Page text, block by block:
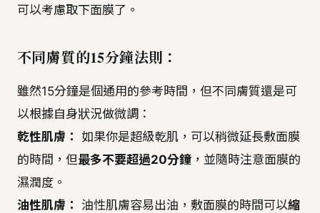
可以考慮取下面膜了。
不同膚質的15分鐘法則：
雖然15分鐘是個通用的參考時間，但不同膚質還是可
以根據自身狀況做微調：
乾性肌膚： 如果你是超級乾肌，可以稍微延長敷面膜
的時間，但最多不要超過20分鐘 ，並隨時注意面膜的
濕潤度。
油性肌膚：
油性肌膚容易出油，敷面膜的時間可以縮